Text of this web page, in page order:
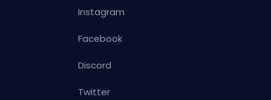
Instagram
Facebook
Discord
Twitter